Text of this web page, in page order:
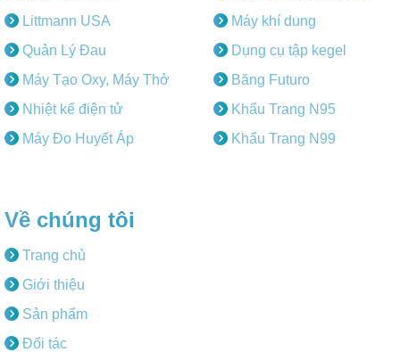
Littmann USA
Quản Lý Đau
Máy Tạo Oxy, Máy Thở
Nhiệt kế điện tử
Máy Đo Huyết Áp
Máy khí dung
Dụng cụ tập kegel
Băng Futuro
Khẩu Trang N95
Khẩu Trang N99
Về chúng tôi
Trang chủ
Giới thiệu
Sản phẩm
Đối tác